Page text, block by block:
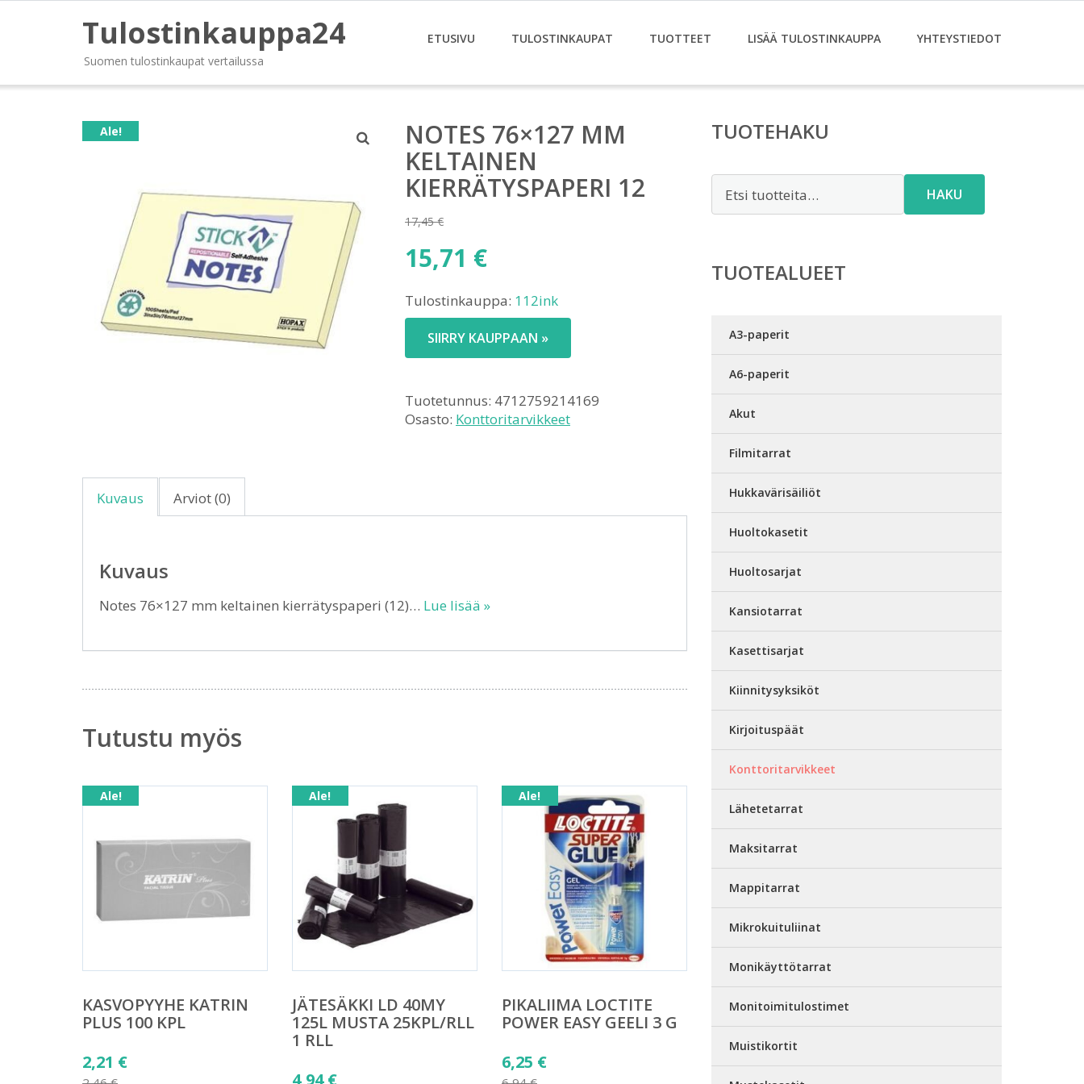
Tulostinkauppa24
Suomen tulostinkaupat vertailussa
ETUSIVU TULOSTINKAUPAT TUOTTEET LISÄÄ TULOSTINKAUPPA YHTEYSTIEDOT
Ale!
NOTES 76×127 MM
KELTAINEN
KIERRÄTYSPAPERI 12
17,45€
Alkuperäinen
hinta
17,45 €.
15,71 €
hinta
on:
15,71 €.
Tulostinkauppa: 112ink
SIIRRY KAUPPAAN »
Tuotetunnus: 4712759214169
Osasto: Konttoritarvikkeet
Kuvaus Arviot (0)
Kuvaus
Notes 76×127 mm keltainen kierrätyspaperi (12)… Lue lisää »
Tutustu myös
Ale!
KASVOPYYHE KATRIN
PLUS 100 KPL
Alkuperäinen
2,21 €
Ale!
JÄTESÄKKI LD 40MY
125L MUSTA 25KPL/RLL
1 RLL
Alkuperäinen
4,94€
Ale!
PIKALIIMA LOCTITE
POWER EASY GEELI 3 G
Alkuperäinen
6,25 €
TUOTEHAKU
HAKU
TUOTEALUEET
A3-paperit
A6-paperit
Akut
Filmitarrat
Hukkavärisäiliöt
Huoltokasetit
Huoltosarjat
Kansiotarrat
Kasettisarjat
Kiinnitysyksiköt
Kirjoituspäät
Konttoritarvikkeet
Lähetetarrat
Maksitarrat
Mappitarrat
Mikrokuituliinat
Monikäyttötarrat
Monitoimitulostimet
Muistikortit